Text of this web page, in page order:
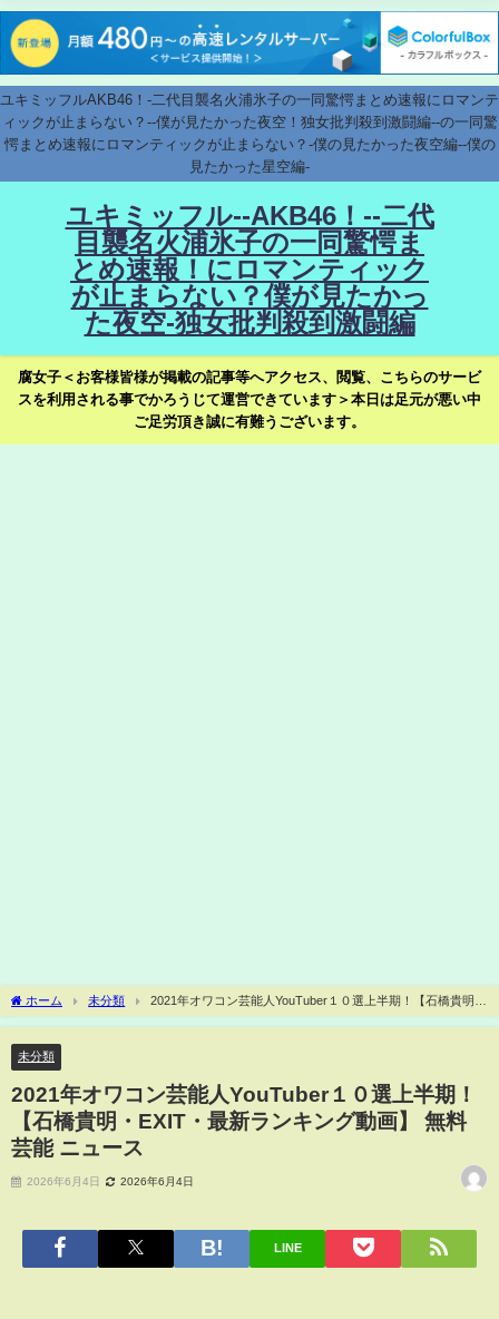
ユキミッフルAKB46！-二代目襲名火浦氷子の一同驚愕まとめ速報にロマンテ
ィックが止まらない？--僕が見たかった夜空！独女批判殺到激闘編--の一同驚
愕まとめ速報にロマンティックが止まらない？-僕の見たかった夜空編--僕の
見たかった星空編-
ユキミッフル--AKB46！--二代
目襲名火浦氷子の一同驚愕ま
とめ速報！にロマンティック
が止まらない？僕が見たかっ
た夜空-独女批判殺到激闘編
腐女子＜お客様皆様が掲載の記事等へアクセス、閲覧、こちらのサービ
スを利用される事でかろうじて運営できています＞本日は足元が悪い中
ご足労頂き誠に有難うございます。
ホーム 未分類
2021年オワコン芸能人YouTuber１０選上半期！【石橋貴明・
EXIT・最新ランキング動画】 無料 芸能 ニュース
未分類
2021年オワコン芸能人YouTuber１０選上半期！
【石橋貴明・EXIT・最新ランキング動画】 無料
芸能 ニュース
2026年6月4日 2026年6月4日
LINE